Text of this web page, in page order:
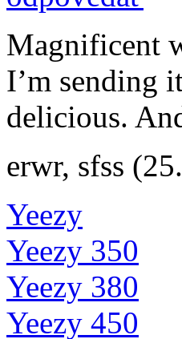
Magnificent
I’m sending
delicious.
erwr, sfss
Yeezy
Yeezy 350
Yeezy 380
Yeezy 450